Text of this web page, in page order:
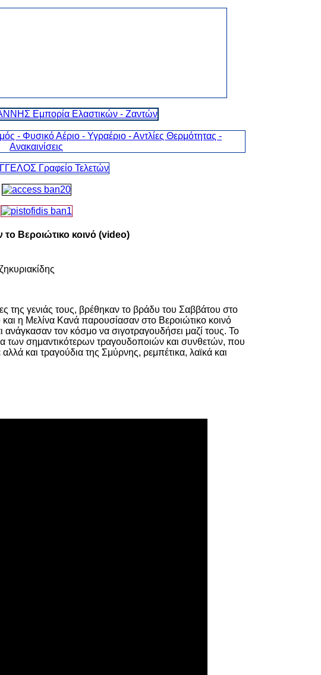
Βεροιώτικο κοινό (video)
της γενιάς τους, βρέθηκαν το βράδυ του Σαββάτου στο
η Μελίνα Κανά παρουσίασαν στο Βεροιώτικο κοινό
ανάγκασαν τον κόσμο να σιγοτραγουδήσει μαζί τους. Το
των σημαντικότερων τραγουδοποιών και συνθετών, που
και τραγούδια της Σμύρνης, ρεμπέτικα, λαϊκά και